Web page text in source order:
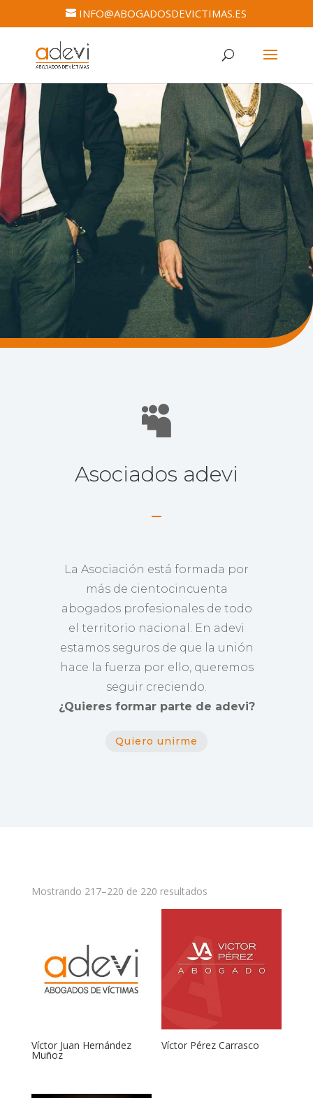
INFO@ABOGADOSDEVICTIMAS.ES

Asociados adevi
La Asociación está formada por
más de cientocincuenta
abogados profesionales de todo
el territorio nacional. En adevi
estamos seguros de que la unión
hace la fuerza por ello, queremos
seguir creciendo.
¿Quieres formar parte de adevi?
Quiero unirme
Mostrando 217–220 de 220 resultados
Víctor Juan Hernández
Muñoz
Víctor Pérez Carrasco